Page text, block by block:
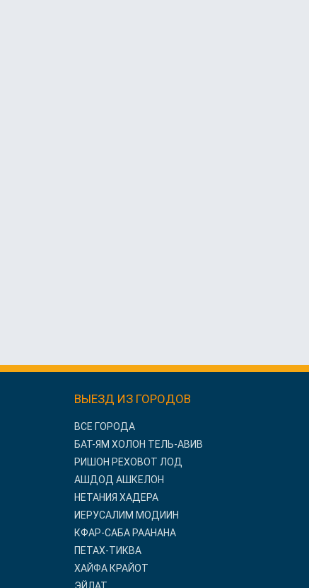
ВЫЕЗД ИЗ ГОРОДОВ
ВСЕ ГОРОДА
БАТ-ЯМ ХОЛОН ТЕЛЬ-АВИВ
РИШОН РЕХОВОТ ЛОД
АШДОД АШКЕЛОН
НЕТАНИЯ ХАДЕРА
ИЕРУСАЛИМ МОДИИН
КФАР-САБА РААНАНА
ПЕТАХ-ТИКВА
ХАЙФА КРАЙОТ